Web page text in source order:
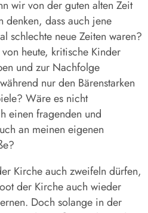
wir von der guten alten Zeit
denken, dass auch jene
schlechte neue Zeiten waren?
heute, kritische Kinder
und zur Nachfolge
nur den Bärenstarken
Wäre es nicht
einen fragenden und
an meinen eigenen
Kirche auch zweifeln dürfen,
der Kirche auch wieder
Doch solange in der